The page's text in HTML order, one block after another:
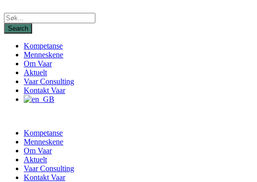
Kompetanse
Menneskene
Om Vaar
Aktuelt
Vaar Consulting
Kontakt Vaar
Kompetanse
Menneskene
Om Vaar
Aktuelt
Vaar Consulting
Kontakt Vaar